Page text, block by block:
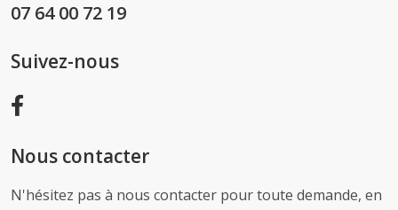
07 64 00 72 19
Suivez-nous
Nous contacter
N'hésitez pas à nous contacter pour toute demande, en